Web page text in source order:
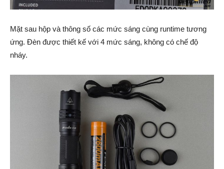
Mặt sau hộp và thông số các mức sáng cùng runtime tương
ứng. Đèn được thiết kế với 4 mức sáng, không có chế độ
nháy.